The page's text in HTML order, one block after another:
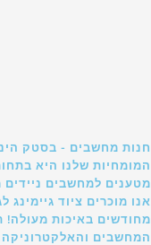
חנות מחשבים - בסטק
המומחיות שלנו היא
מטענים למחשבים
אנו מוכרים ציוד גיימינג
מחודשים באיכות מעולה!
המחשבים